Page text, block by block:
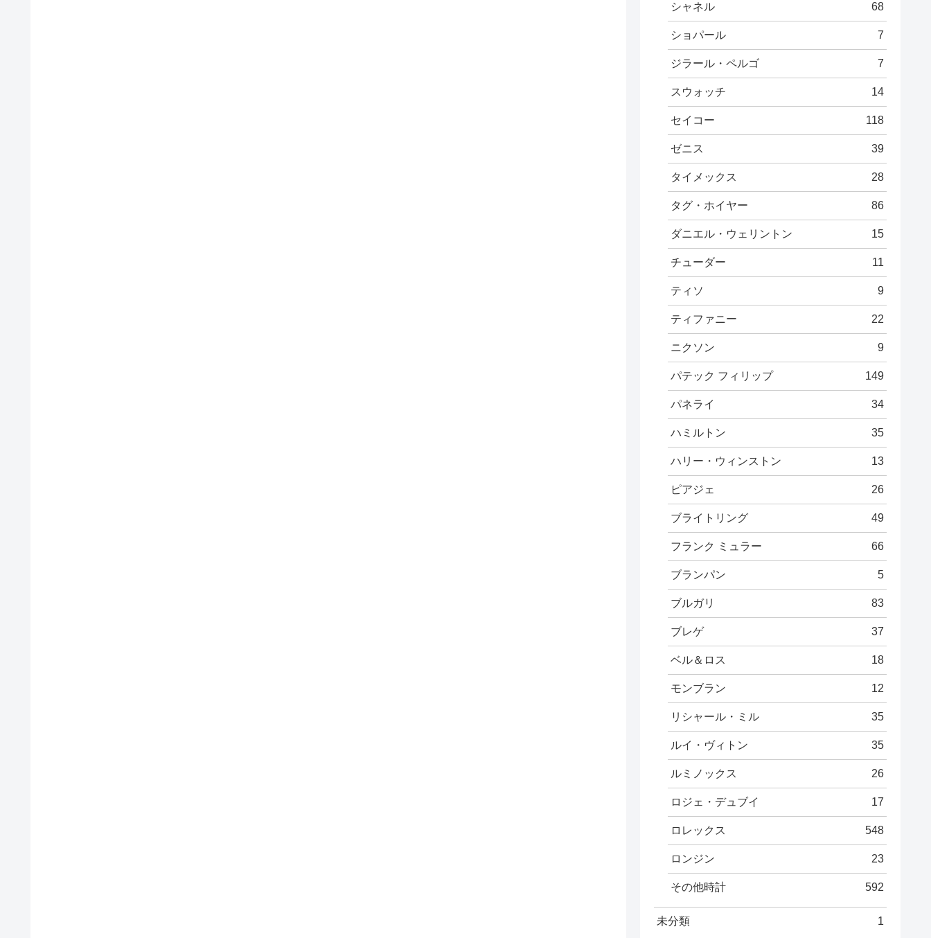
シャネル 68
ショパール 7
ジラール・ペルゴ 7
スウォッチ 14
セイコー 118
ゼニス 39
タイメックス 28
タグ・ホイヤー 86
ダニエル・ウェリントン 15
チューダー 11
ティソ 9
ティファニー 22
ニクソン 9
パテック フィリップ 149
パネライ 34
ハミルトン 35
ハリー・ウィンストン 13
ピアジェ 26
ブライトリング 49
フランク ミュラー 66
ブランパン 5
ブルガリ 83
ブレゲ 37
ベル＆ロス 18
モンブラン 12
リシャール・ミル 35
ルイ・ヴィトン 35
ルミノックス 26
ロジェ・デュブイ 17
ロレックス 548
ロンジン 23
その他時計 592
未分類 1